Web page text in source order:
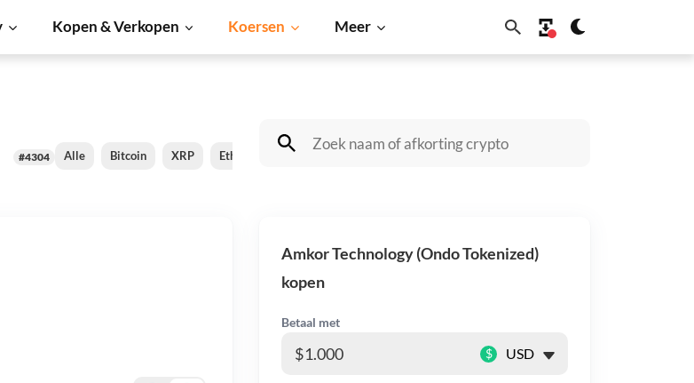
Kopen & Verkopen Koersen Meer
#4304 Alle Bitcoin XRP Ethereum Cardano Dogecoin
Amkor Technology (Ondo Tokenized)
kopen
Betaal met
$